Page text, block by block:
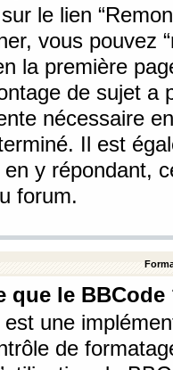
le lien
vous pouvez
la première
de sujet a
nécessaire
Il est
y répondant,
forum.
que le BBCode
est une
de